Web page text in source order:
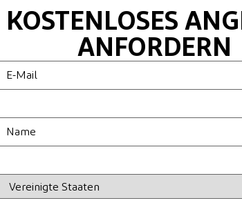
KOSTENLOSES
ANFORDERN